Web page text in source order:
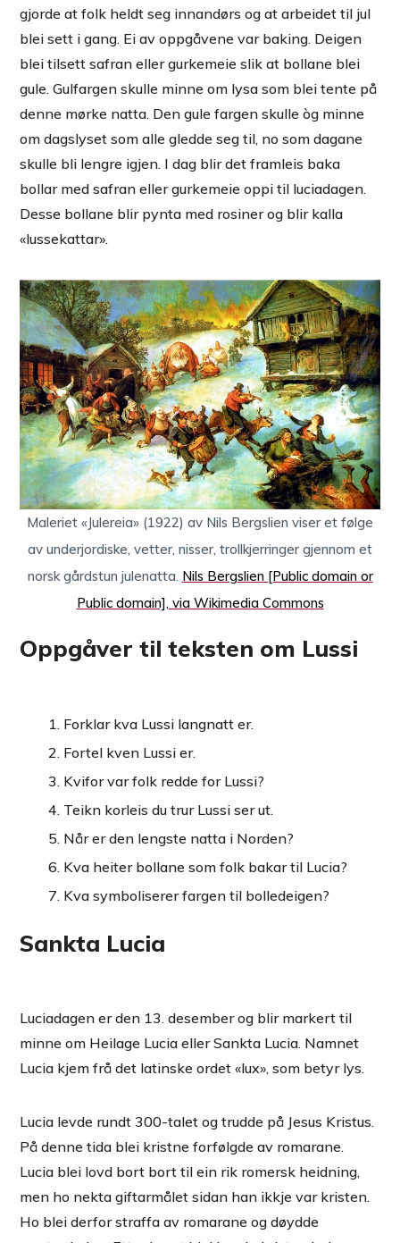
gjorde at folk heldt seg innandørs og at arbeidet til jul
blei sett i gang. Ei av oppgåvene var baking. Deigen
blei tilsett safran eller gurkemeie slik at bollane blei
gule. Gulfargen skulle minne om lysa som blei tente på
denne mørke natta. Den gule fargen skulle òg minne
om dagslyset som alle gledde seg til, no som dagane
skulle bli lengre igjen. I dag blir det framleis baka
bollar med safran eller gurkemeie oppi til luciadagen.
Desse bollane blir pynta med rosiner og blir kalla
«lussekattar».
Maleriet «Julereia» (1922) av Nils Bergslien viser et følge
av underjordiske, vetter, nisser, trollkjerringer gjennom et
norsk gårdstun julenatta. Nils Bergslien [Public domain or
Public domain], via Wikimedia Commons
Oppgåver til teksten om Lussi
Forklar kva Lussi langnatt er.
Fortel kven Lussi er.
Kvifor var folk redde for Lussi?
Teikn korleis du trur Lussi ser ut.
Når er den lengste natta i Norden?
Kva heiter bollane som folk bakar til Lucia?
Kva symboliserer fargen til bolledeigen?
Sankta Lucia
Luciadagen er den 13. desember og blir markert til
minne om Heilage Lucia eller Sankta Lucia. Namnet
Lucia kjem frå det latinske ordet «lux», som betyr lys.
Lucia levde rundt 300-talet og trudde på Jesus Kristus.
På denne tida blei kristne forfølgde av romarane.
Lucia blei lovd bort bort til ein rik romersk heidning,
men ho nekta giftarmålet sidan han ikkje var kristen.
Ho blei derfor straffa av romarane og døydde